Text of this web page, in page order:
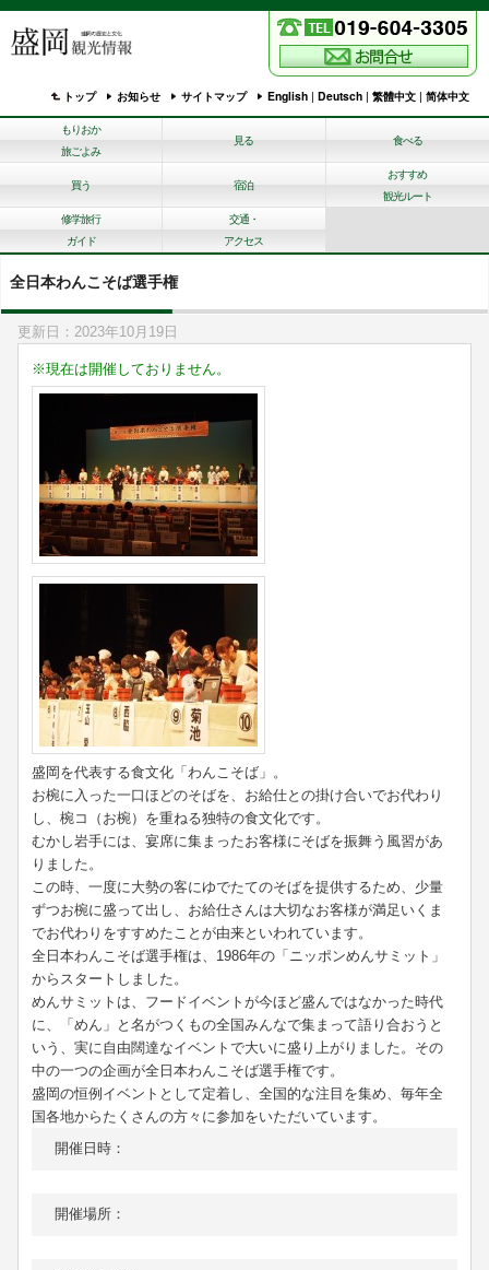
トップ お知らせ サイトマップ English | Deutsch | 繁體中文 | 简体中文
もりおか
旅ごよみ
見る 食べる
買う 宿泊
おすすめ
観光ルート
修学旅行
ガイド
交通・
アクセス
全日本わんこそば選手権
更新日：2023年10月19日
※現在は開催しておりません。
盛岡を代表する食文化「わんこそば」。
お椀に入った一口ほどのそばを、お給仕との掛け合いでお代わり
し、椀コ（お椀）を重ねる独特の食文化です。
むかし岩手には、宴席に集まったお客様にそばを振舞う風習があ
りました。
この時、一度に大勢の客にゆでたてのそばを提供するため、少量
ずつお椀に盛って出し、お給仕さんは大切なお客様が満足いくま
でお代わりをすすめたことが由来といわれています。
全日本わんこそば選手権は、1986年の「ニッポンめんサミット」
からスタートしました。
めんサミットは、フードイベントが今ほど盛んではなかった時代
に、「めん」と名がつくもの全国みんなで集まって語り合おうと
いう、実に自由闊達なイベントで大いに盛り上がりました。その
中の一つの企画が全日本わんこそば選手権です。
盛岡の恒例イベントとして定着し、全国的な注目を集め、毎年全
国各地からたくさんの方々に参加をいただいています。
開催日時：
開催場所：